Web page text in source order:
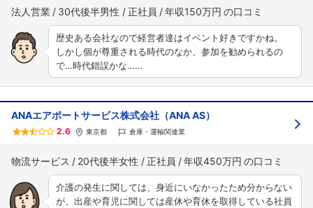
法人営業 30代後半男性 正社員 年収150万円
歴史ある会社なので経営者達はイベント好きですかね。
しかし個が尊重される時代のなか、参加を勧められるの
で…時代錯誤かな……
ANAエアポートサービス株式会社（ANA AS）
2.6 東京都 倉庫・運輸関連業
物流サービス 20代後半女性 正社員 年収450万円
介護の発生に関しては、身近にいなかったため分からない
が、出産や育児に関しては産休や育休を取得している社員